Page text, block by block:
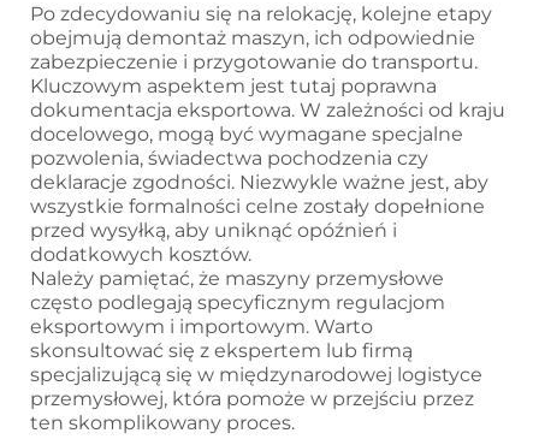
Po zdecydowaniu się na relokację, kolejne etapy
obejmują demontaż maszyn, ich odpowiednie
zabezpieczenie i przygotowanie do transportu.
Kluczowym aspektem jest tutaj poprawna
dokumentacja eksportowa. W zależności od kraju
docelowego, mogą być wymagane specjalne
pozwolenia, świadectwa pochodzenia czy
deklaracje zgodności. Niezwykle ważne jest, aby
wszystkie formalności celne zostały dopełnione
przed wysyłką, aby uniknąć opóźnień i
dodatkowych kosztów.
Należy pamiętać, że maszyny przemysłowe
często podlegają specyficznym regulacjom
eksportowym i importowym. Warto
skonsultować się z ekspertem lub firmą
specjalizującą się w międzynarodowej logistyce
przemysłowej, która pomoże w przejściu przez
ten skomplikowany proces.